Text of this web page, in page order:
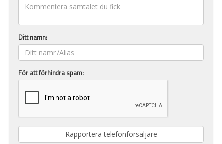
Ditt namn:
För att förhindra spam: